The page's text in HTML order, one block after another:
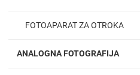
FOTOAPARAT ZA OTROKA
ANALOGNA FOTOGRAFIJA